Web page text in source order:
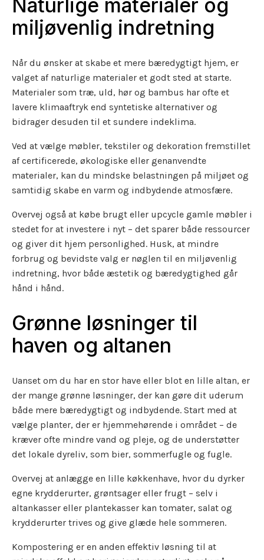
Naturlige materialer og
miljøvenlig indretning
Når du ønsker at skabe et mere bæredygtigt hjem, er
valget af naturlige materialer et godt sted at starte.
Materialer som træ, uld, hør og bambus har ofte et
lavere klimaaftryk end syntetiske alternativer og
bidrager desuden til et sundere indeklima.
Ved at vælge møbler, tekstiler og dekoration fremstillet
af certificerede, økologiske eller genanvendte
materialer, kan du mindske belastningen på miljøet og
samtidig skabe en varm og indbydende atmosfære.
Overvej også at købe brugt eller upcycle gamle møbler i
stedet for at investere i nyt – det sparer både ressourcer
og giver dit hjem personlighed. Husk, at mindre
forbrug og bevidste valg er nøglen til en miljøvenlig
indretning, hvor både æstetik og bæredygtighed går
hånd i hånd.
Grønne løsninger til
haven og altanen
Uanset om du har en stor have eller blot en lille altan, er
der mange grønne løsninger, der kan gøre dit uderum
både mere bæredygtigt og indbydende. Start med at
vælge planter, der er hjemmehørende i området – de
kræver ofte mindre vand og pleje, og de understøtter
det lokale dyreliv, som bier, sommerfugle og fugle.
Overvej at anlægge en lille køkkenhave, hvor du dyrker
egne krydderurter, grøntsager eller frugt – selv i
altankasser eller plantekasser kan tomater, salat og
krydderurter trives og give glæde hele sommeren.
Kompostering er en anden effektiv løsning til at